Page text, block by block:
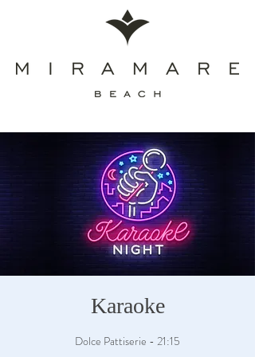
Karaoke
Dolce Pattiserie - 21:15